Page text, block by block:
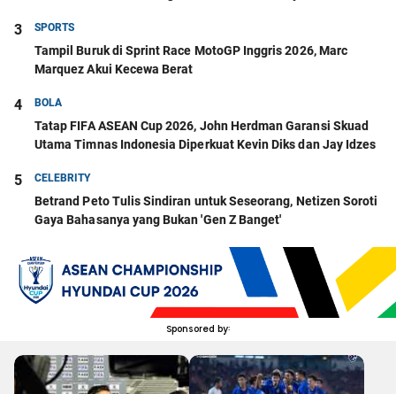
3 SPORTS
Tampil Buruk di Sprint Race MotoGP Inggris 2026, Marc
Marquez Akui Kecewa Berat
4 BOLA
Tatap FIFA ASEAN Cup 2026, John Herdman Garansi Skuad
Utama Timnas Indonesia Diperkuat Kevin Diks dan Jay Idzes
5 CELEBRITY
Betrand Peto Tulis Sindiran untuk Seseorang, Netizen Soroti
Gaya Bahasanya yang Bukan 'Gen Z Banget'